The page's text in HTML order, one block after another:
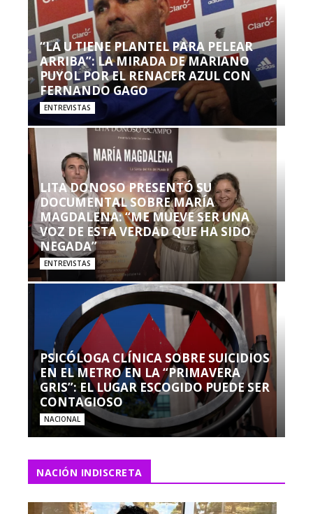
“LA U TIENE PLANTEL PARA PELEAR
ARRIBA”: LA MIRADA DE MARIANO
PUYOL POR EL RENACER AZUL CON
FERNANDO GAGO
ENTREVISTAS
LITA DONOSO PRESENTÓ SU
DOCUMENTAL SOBRE MARÍA
MAGDALENA: “ME MUEVE SER UNA
VOZ DE ESTA VERDAD QUE HA SIDO
NEGADA”
ENTREVISTAS
PSICÓLOGA CLÍNICA SOBRE SUICIDIOS
EN EL METRO EN LA “PRIMAVERA
GRIS”: EL LUGAR ESCOGIDO PUEDE SER
CONTAGIOSO
NACIONAL
NACIÓN INDISCRETA